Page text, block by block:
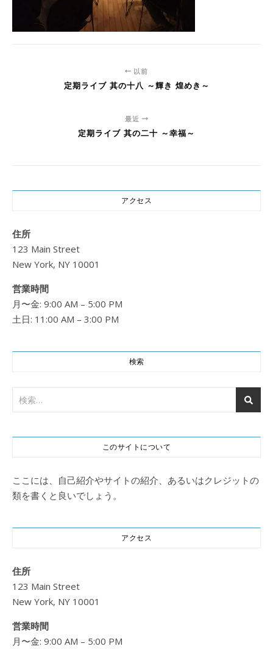
以前
定期ライブ 其の十八 ～輝き 煌めき～
最近
定期ライブ 其の二十 ～幸福～
アクセス
住所
123 Main Street
New York, NY 10001
営業時間
月〜金: 9:00 AM – 5:00 PM
土日: 11:00 AM – 3:00 PM
検索
このサイトについて
ここには、自己紹介やサイトの紹介、あるいはクレジットの
類を書くと良いでしょう。
アクセス
住所
123 Main Street
New York, NY 10001
営業時間
月〜金: 9:00 AM – 5:00 PM